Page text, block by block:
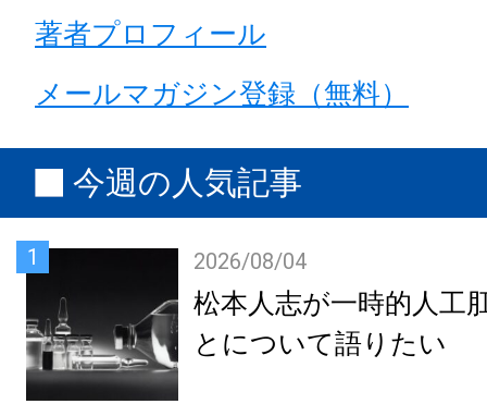
著者プロフィール
メールマガジン登録（無料）
今週の人気記事
1 2026/08/04
松本人志が一時的人工
とについて語りたい